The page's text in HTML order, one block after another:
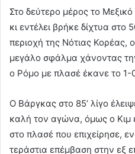
Στο δεύτερο μέρος το
κι εντέλει βρήκε δίχτυα στο
περιοχή της Νότιας Κορέας,
μεγάλο σφάλμα χάνοντας
ο Ρόμο με πλασέ έκανε το 1-
Ο Βάργκας στο 85’ λίγο
καλή τον αγώνα, όμως ο Κιμ
στο πλασέ που επιχείρησε,
τεράστια επέμβαση στην εξ